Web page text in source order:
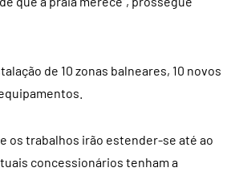
de 10 zonas balneares, 10 novos
os trabalhos irão estender-se até ao
concessionários tenham a